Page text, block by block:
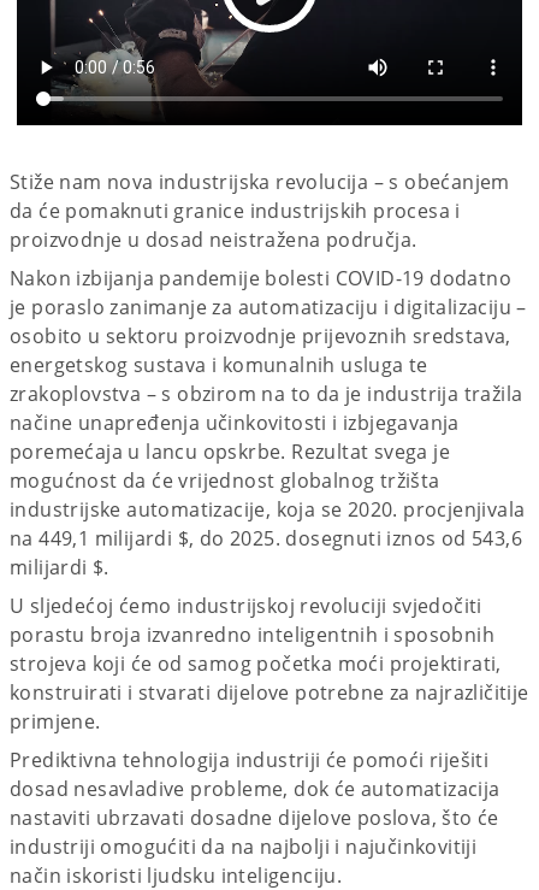
Stiže nam nova industrijska revolucija – s obećanjem
da će pomaknuti granice industrijskih procesa i
proizvodnje u dosad neistražena područja.
Nakon izbijanja pandemije bolesti COVID-19 dodatno
je poraslo zanimanje za automatizaciju i digitalizaciju –
osobito u sektoru proizvodnje prijevoznih sredstava,
energetskog sustava i komunalnih usluga te
zrakoplovstva – s obzirom na to da je industrija tražila
načine unapređenja učinkovitosti i izbjegavanja
poremećaja u lancu opskrbe. Rezultat svega je
mogućnost da će vrijednost globalnog tržišta
industrijske automatizacije, koja se 2020. procjenjivala
na 449,1 milijardi $, do 2025. dosegnuti iznos od 543,6
milijardi $.
U sljedećoj ćemo industrijskoj revoluciji svjedočiti
porastu broja izvanredno inteligentnih i sposobnih
strojeva koji će od samog početka moći projektirati,
konstruirati i stvarati dijelove potrebne za najrazličitije
primjene.
Prediktivna tehnologija industriji će pomoći riješiti
dosad nesavladive probleme, dok će automatizacija
nastaviti ubrzavati dosadne dijelove poslova, što će
industriji omogućiti da na najbolji i najučinkovitiji
način iskoristi ljudsku inteligenciju.